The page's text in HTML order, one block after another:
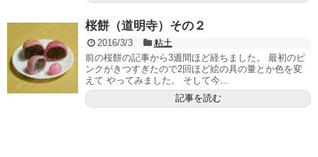
桜餅（道明寺）その２
2016/3/3
粘土
前の桜餅の記事から3週間ほど経ちました。 最初のピ
ンクがきつすぎたので2回ほど絵の具の量とか色を変
えて やってみました。 そして今...
記事を読む